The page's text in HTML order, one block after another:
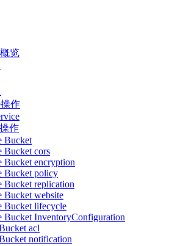
览
作
作
Bucket
Bucket cors
Bucket encryption
Bucket policy
Bucket replication
Bucket website
Bucket lifecycle
Bucket InventoryConfiguration
acl
notification